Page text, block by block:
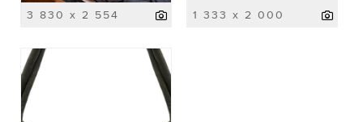
3 830 x 2 554 1 333 x 2 000